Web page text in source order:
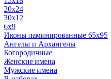
20x24
30х12
6x9
Иконы ламинированные 65x95
Ангелы и Архангелы
Богородичные
Женские имена
Мужские имена